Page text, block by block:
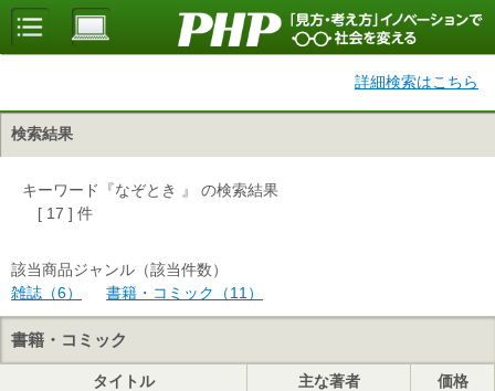
詳細検索はこちら
検索結果
キーワード『なぞとき 』 の検索結果
[ 17 ] 件
該当商品ジャンル（該当件数）
雑誌（6）
書籍・コミック（11）
書籍・コミック
タイトル 主な著者 価格